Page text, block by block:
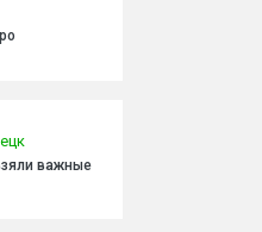
важные